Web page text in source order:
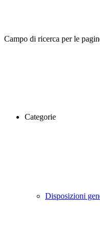
Campo di ricerca per le
Categorie
Disposizioni